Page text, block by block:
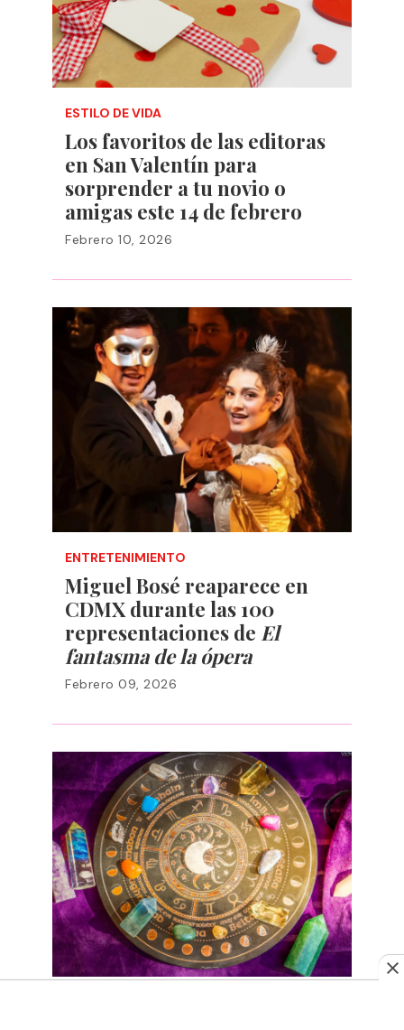
ESTILO DE VIDA
Los favoritos de las editoras
en San Valentín para
sorprender a tu novio o
amigas este 14 de febrero
Febrero 10, 2026
ENTRETENIMIENTO
Miguel Bosé reaparece en
CDMX durante las 100
representaciones de El
fantasma de la ópera
Febrero 09, 2026